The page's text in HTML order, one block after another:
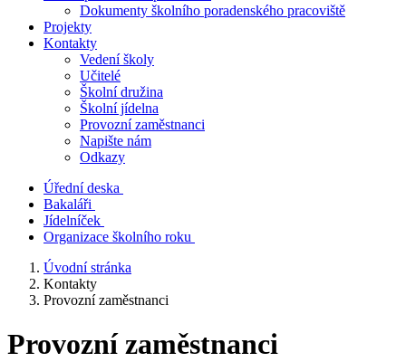
Dokumenty školního poradenského pracoviště
Projekty
Kontakty
Vedení školy
Učitelé
Školní družina
Školní jídelna
Provozní zaměstnanci
Napište nám
Odkazy
Úřední deska
Bakaláři
Jídelníček
Organizace školního roku
Úvodní stránka
Kontakty
Provozní zaměstnanci
Provozní zaměstnanci